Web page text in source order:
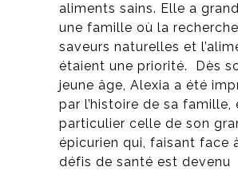
aliments sains. Elle a
une famille où la
saveurs naturelles et
étaient une priorité. Dès
jeune âge, Alexia a été
par l’histoire de sa famille,
particulier celle de son
épicurien qui, faisant face
défis de santé est devenu